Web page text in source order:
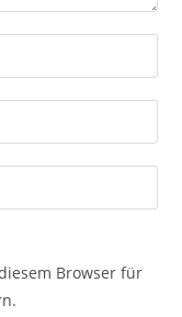
Browser für